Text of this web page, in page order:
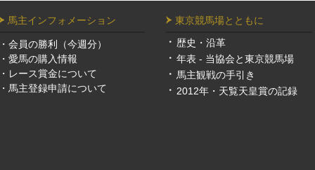
馬主インフォメーション
会員の勝利（今週分）
愛馬の購入情報
レース賞金について
馬主登録申請について
東京競馬場とともに
歴史・沿革
年表 - 当協会と東京競馬場
馬主観戦の手引き
2012年・天覧天皇賞の記録